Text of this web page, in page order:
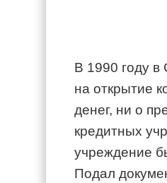
В 1990 году в
на открытие
денег, ни о
кредитных
учреждение
Подал